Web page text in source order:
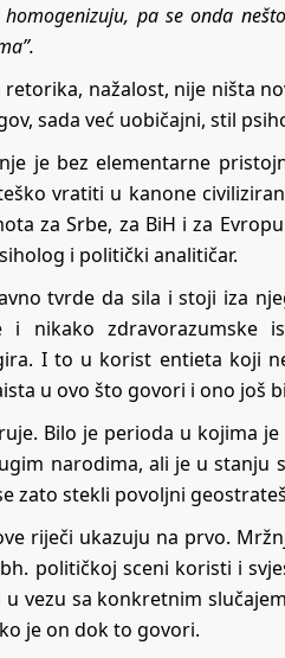
pa se onda
retorika, nažalost, nije ništa
sada već uobičajni, stil
je bez elementarne
vratiti u kanone
za Srbe, za BiH i za
i politički analitičar.
tvrde da sila i stoji iza
i nikako zdravorazumske
I to u korist entieta koji
u ovo što govori i ono još
Bilo je perioda u kojima
narodima, ali je u stanju
zato stekli povoljni
riječi ukazuju na prvo.
političkoj sceni koristi i
u vezu sa konkretnim
je on dok to govori.